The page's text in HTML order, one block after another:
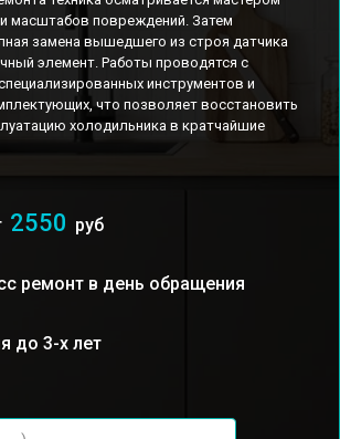
масштабов повреждений. Затем
замена вышедшего из строя датчика
элемент. Работы проводятся с
инструментов и
что позволяет восстановить
холодильника в кратчайшие
2550 руб
ремонт в день обращения
до 3-х лет